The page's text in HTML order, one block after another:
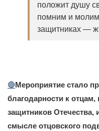
положит душу
помним и
защитниках —
🔴Мероприятие стало
благодарности к
защитников
смысле отцовского